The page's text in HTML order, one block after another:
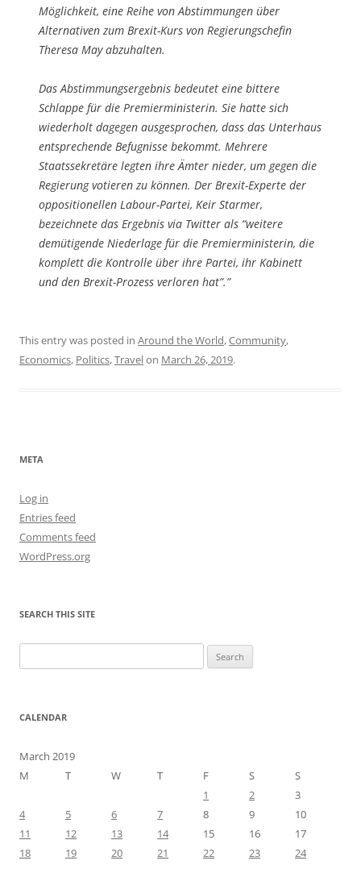
Möglichkeit, eine Reihe von Abstimmungen über
Alternativen zum Brexit-Kurs von Regierungschefin
Theresa May abzuhalten.
Das Abstimmungsergebnis bedeutet eine bittere
Schlappe für die Premierministerin. Sie hatte sich
wiederholt dagegen ausgesprochen, dass das Unterhaus
entsprechende Befugnisse bekommt. Mehrere
Staatssekretäre legten ihre Ämter nieder, um gegen die
Regierung votieren zu können. Der Brexit-Experte der
oppositionellen Labour-Partei, Keir Starmer,
bezeichnete das Ergebnis via Twitter als “weitere
demütigende Niederlage für die Premierministerin, die
komplett die Kontrolle über ihre Partei, ihr Kabinett
und den Brexit-Prozess verloren hat”.”
This entry was posted in Around the World,Community,
Economics, Politics,Travelon March 26, 2019.
META
Log in
Entries feed
Comments feed
WordPress.org
SEARCH THIS SITE
for:
CALENDAR
March 2019
M
T W T F S
S
1
2
3
4
5 6 7 8 9
10
11
12 13 14 15 16
17
18
19 20 21 22 23
24